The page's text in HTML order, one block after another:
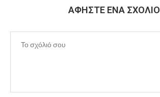
ΑΦΉΣΤΕ ΈΝΑ ΣΧΌΛΙΟ